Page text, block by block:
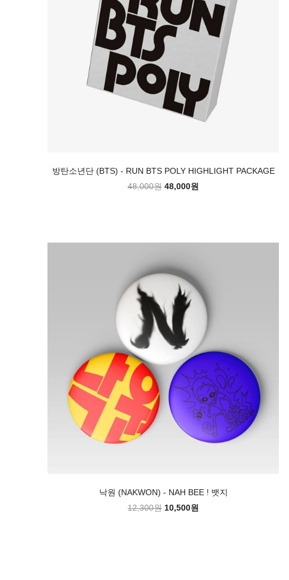
방탄소년단 (BTS) - RUN BTS POLY HIGHLIGHT PACKAGE
48,000원 48,000원
낙원 (NAKWON) - NAH BEE ! 뱃지
12,300원 10,500원